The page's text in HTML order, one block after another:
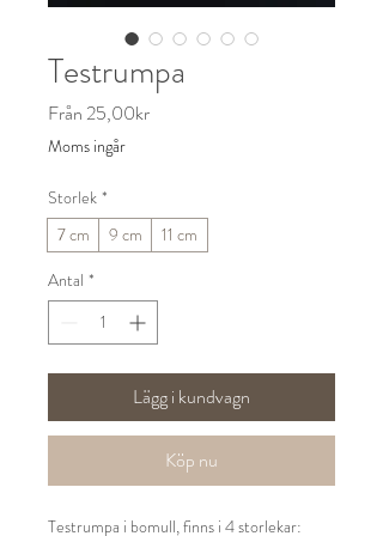
Testrumpa
Från 25,00krReapris
Moms ingår
Storlek *
7 cm
9 cm
11 cm
Antal *
Lägg i kundvagn
Köp nu
Testrumpa i bomull, finns i 4 storlekar: